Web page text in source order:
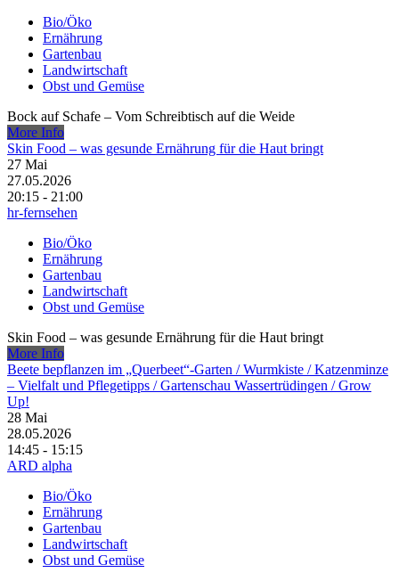
Bio/Öko
Ernährung
Gartenbau
Landwirtschaft
Obst und Gemüse
Bock auf Schafe – Vom Schreibtisch auf die Weide
More Info
Skin Food – was gesunde Ernährung für die Haut bringt
27 Mai
27.05.2026
20:15 - 21:00
hr-fernsehen
Bio/Öko
Ernährung
Gartenbau
Landwirtschaft
Obst und Gemüse
Skin Food – was gesunde Ernährung für die Haut bringt
More Info
Beete bepflanzen im „Querbeet“-Garten /​ Wurmkiste /​ Katzenminze
– Vielfalt und Pflegetipps /​ Gartenschau Wassertrüdingen /​ Grow
Up!
28 Mai
28.05.2026
14:45 - 15:15
ARD alpha
Bio/Öko
Ernährung
Gartenbau
Landwirtschaft
Obst und Gemüse